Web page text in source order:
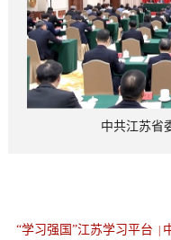
中共江苏省
“学习强国”江苏学习平台